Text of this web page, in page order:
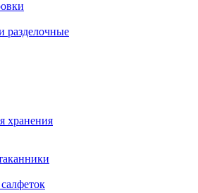
разделочные
хранения